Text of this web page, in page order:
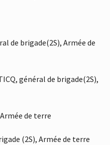
de brigade(2S), Armée de
général de brigade(2S),
de terre
(2S), Armée de terre